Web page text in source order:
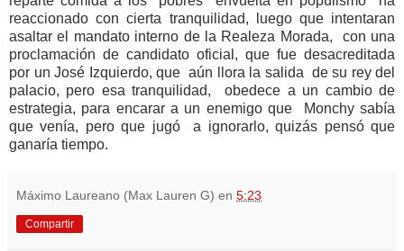
reaccionado con cierta tranquilidad, luego que intentaran
asaltar el mandato interno de la Realeza Morada, con una
proclamación de candidato oficial, que fue desacreditada
por un José Izquierdo, que aún llora la salida de su rey del
palacio, pero esa tranquilidad, obedece a un cambio de
estrategia, para encarar a un enemigo que Monchy sabía
que venía, pero que jugó a ignorarlo, quizás pensó que
ganaría tiempo.
Máximo Laureano (Max Lauren G) en 5:23
Compartir